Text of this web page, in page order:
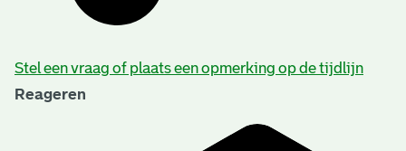
Stel een vraag of plaats een opmerking op de tijdlijn
Reageren